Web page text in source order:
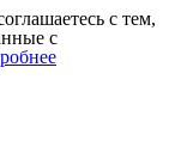
с тем,
с